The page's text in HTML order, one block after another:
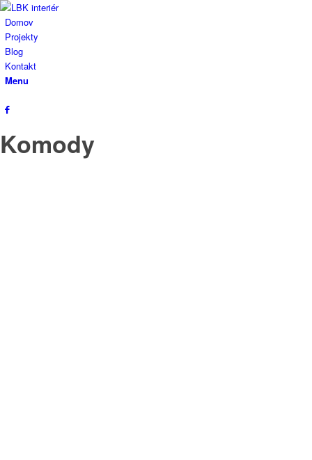
Domov
Projekty
Blog
Kontakt
Menu
Komody